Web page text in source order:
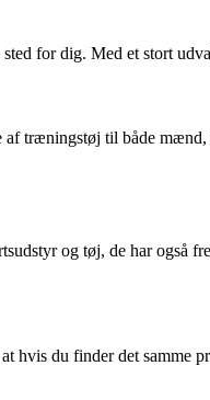
for dig. Med et stort
træningstøj til både
og tøj, de har også
hvis du finder det samme